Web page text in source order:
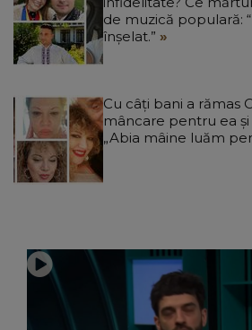
de muzică populară:
înșelat.”
Cu câți bani a rămas
mâncare pentru ea și
„Abia mâine luăm